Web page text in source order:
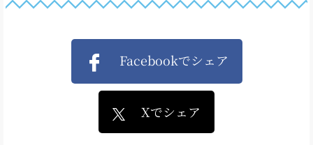
Facebookでシェア
Xでシェア